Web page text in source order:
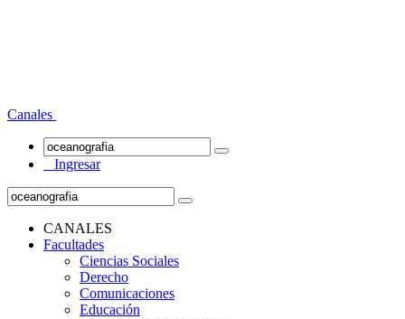
Canales
Ingresar
CANALES
Facultades
Ciencias Sociales
Derecho
Comunicaciones
Educación